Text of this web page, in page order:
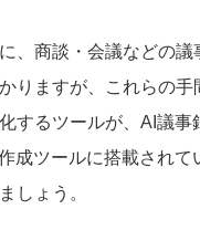
、商談・会議などの議
りますが、これらの手
するツールが、AI議事
成ツールに搭載されて
しょう。